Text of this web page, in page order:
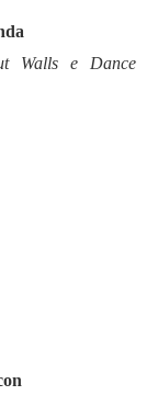
Walls e Dance